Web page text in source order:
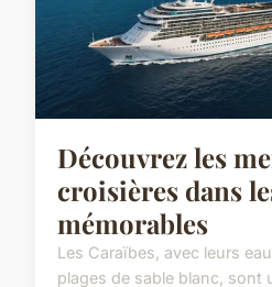
Découvrez les
croisières dans
mémorables
Les Caraïbes, avec leurs
plages de sable blanc, sont